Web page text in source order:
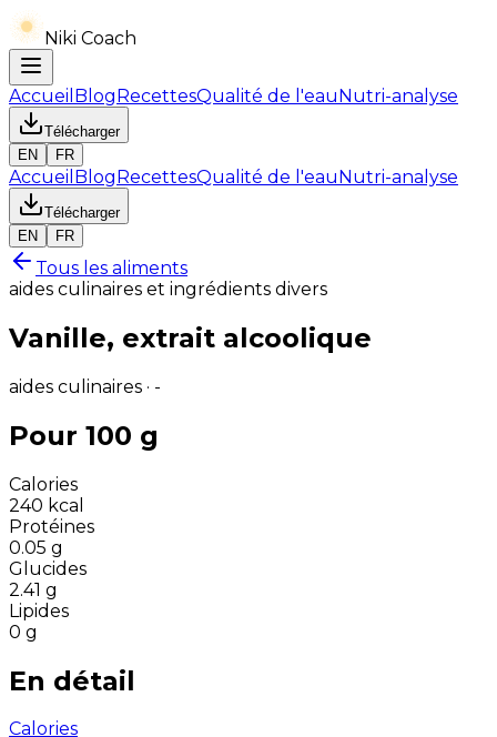
Niki Coach
Accueil BlogRecettesQualité de l'eauNutri-analyse
Télécharger
EN
FR
Accueil BlogRecettesQualité de l'eauNutri-analyse
Télécharger
EN
FR
Tous les aliments
aides culinaires et ingrédients divers
Vanille, extrait alcoolique
aides culinaires · -
Pour 100 g
Calories
240 kcal
Protéines
0.05 g
Glucides
2.41 g
Lipides
0 g
En détail
Calories